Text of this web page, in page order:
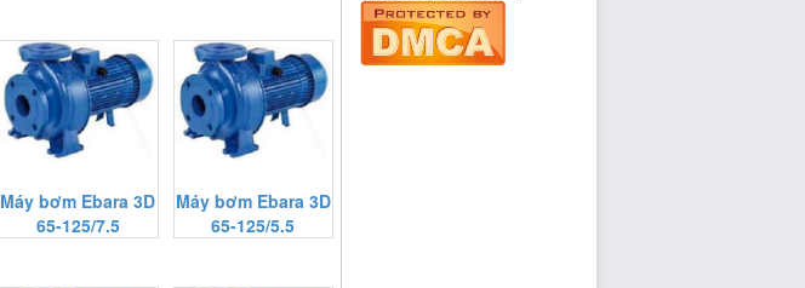
Máy bơm Ebara 3D
65-125/7.5
Máy bơm Ebara 3D
65-125/5.5